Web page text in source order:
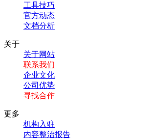
工具技巧
官方动态
文档分析
关于
关于网站
联系我们
企业文化
公司优势
寻找合作
更多
机构入驻
内容整治报告